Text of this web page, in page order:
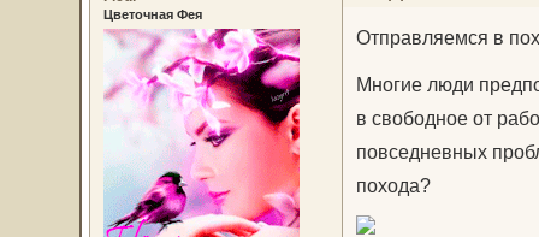
Цветочная Фея
Отправляемся в
Многие люди
в свободное от
повседневных
похода?